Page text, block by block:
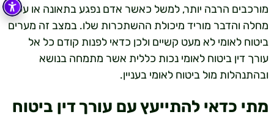
מורכבים הרבה יותר, למשל כאשר אדם נפגע בתאונה או עקב
מחלה והדבר מוריד מיכולת ההשתכרות שלו. במצב זה מערים
ביטוח לאומי לא מעט קשיים ולכן כדאי לפנות קודם כל אל
עורך דין ביטוח לאומי נכות כללית אשר מתמחה בנושא
ובהתנהלות מול ביטוח לאומי בעניין.
מתי כדאי להתייעץ עם עורך דין ביטוח